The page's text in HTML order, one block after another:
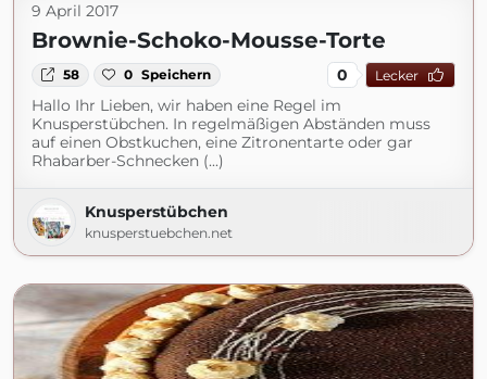
9 April 2017
Brownie-Schoko-Mousse-Torte
58 0 Speichern 0 Lecker
Hallo Ihr Lieben, wir haben eine Regel im
Knusperstübchen. In regelmäßigen Abständen muss
auf einen Obstkuchen, eine Zitronentarte oder gar
Rhabarber-Schnecken (...)
Knusperstübchen
knusperstuebchen.net